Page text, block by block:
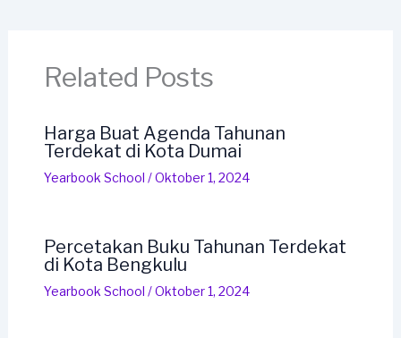
Related Posts
Harga Buat Agenda Tahunan
Terdekat di Kota Dumai
Yearbook School /Oktober 1, 2024
Percetakan Buku Tahunan Terdekat
di Kota Bengkulu
Yearbook School /Oktober 1, 2024